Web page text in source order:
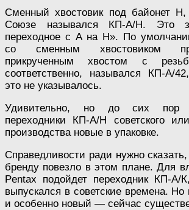
Сменный хвостовик под байонет
Союзе назывался КП-А/Н. Это
переходное с А на Н». По
со сменным хвостовиком
прикрученным хвостом с
соответственно, назывался КП-А/
это не указывалось.
Удивительно, но до сих пор
переходники КП-А/Н советского или
производства новые в упаковке.
Справедливости ради нужно
бренду повезло в этом плане. Для
Pentax подойдет переходник КП-А/
выпускался в советские времена. Но
и особенно новый — сейчас